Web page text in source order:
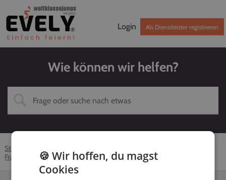
Login Als Dienstleister registrieren
Wie können wir helfen?
Startseite
Fragen zu Technik und Ausstattung
Aufbau Technik
🍪 Wir hoffen, du magst
Cookies